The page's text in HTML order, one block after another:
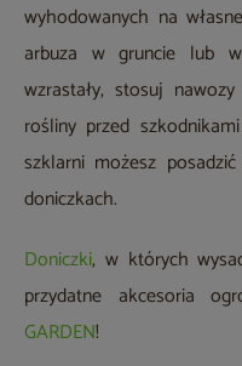
wyhodowanych na
arbuza w gruncie lub
wzrastały, stosuj
rośliny przed
szklarni możesz
doniczkach.
Doniczki, w których
przydatne akcesoria
GARDEN!